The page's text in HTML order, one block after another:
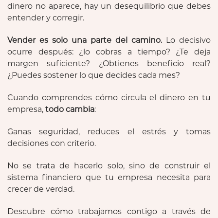
dinero no aparece, hay un desequilibrio que debes
entender y corregir.
Vender es solo una parte del camino. Lo decisivo
ocurre después: ¿lo cobras a tiempo? ¿Te deja
margen suficiente? ¿Obtienes beneficio real?
¿Puedes sostener lo que decides cada mes?
Cuando comprendes cómo circula el dinero en tu
empresa, todo cambia:
Ganas seguridad, reduces el estrés y tomas
decisiones con criterio.
No se trata de hacerlo solo, sino de construir el
sistema financiero que tu empresa necesita para
crecer de verdad.
Descubre cómo trabajamos contigo a través de